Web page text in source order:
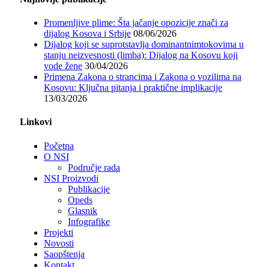
Promenljive plime: Šta jačanje opozicije znači za
dijalog Kosova i Srbije 08/06/2026
Dijalog koji se suprotstavlja dominantnimtokovima u
stanju neizvesnosti (limba): Dijalog na Kosovu koji
vode žene 30/04/2026
Primena Zakona o strancima i Zakona o vozilima na
Kosovu: Ključna pitanja i praktične implikacije
13/03/2026
Linkovi
Početna
O NSI
Područje rada
NSI Proizvodi
Publikacije
Opeds
Glasnik
Infografike
Projekti
Novosti
Saopštenja
Kontakt